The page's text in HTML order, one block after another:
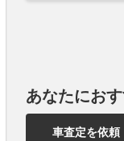
あなたにお
車査定を依頼